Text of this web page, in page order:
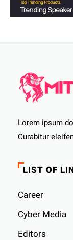
Lorem ipsum
Curabitur
LIST OF
Career
Cyber ​​Media
Editors